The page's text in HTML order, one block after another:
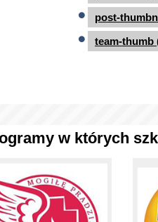
post-
team-thumb
w których